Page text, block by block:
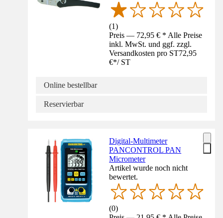
(1)
Preis — 72,95 € * Alle Preise
inkl. MwSt. und ggf. zzgl.
Versandkosten pro ST72,95
€*/ ST
Online bestellbar
Reservierbar
Digital-Multimeter
PANCONTROL PAN
Micrometer
Artikel wurde noch nicht
bewertet.
(0)